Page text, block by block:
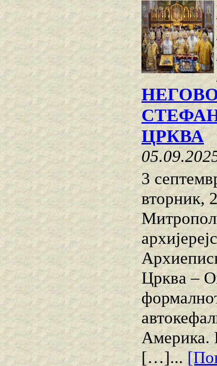
ЦРКВА
3
вторник,
Црква –
Америка.
[…]...